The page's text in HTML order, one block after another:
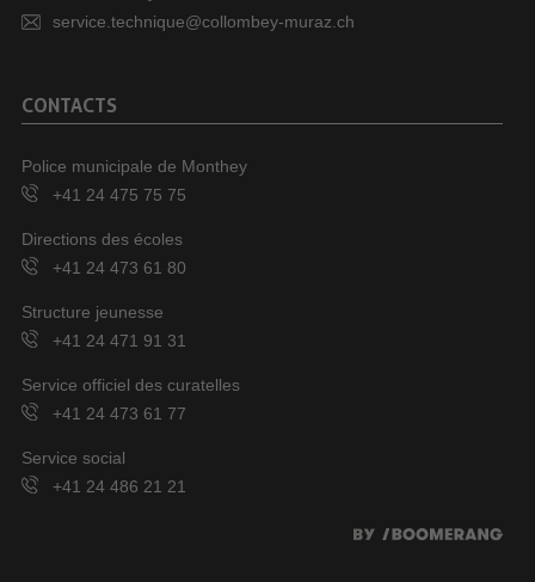
service.technique@collombey-muraz.ch
CONTACTS
Police municipale de Monthey
+41 24 475 75 75
Directions des écoles
+41 24 473 61 80
Structure jeunesse
+41 24 471 91 31
Service officiel des curatelles
+41 24 473 61 77
Service social
+41 24 486 21 21